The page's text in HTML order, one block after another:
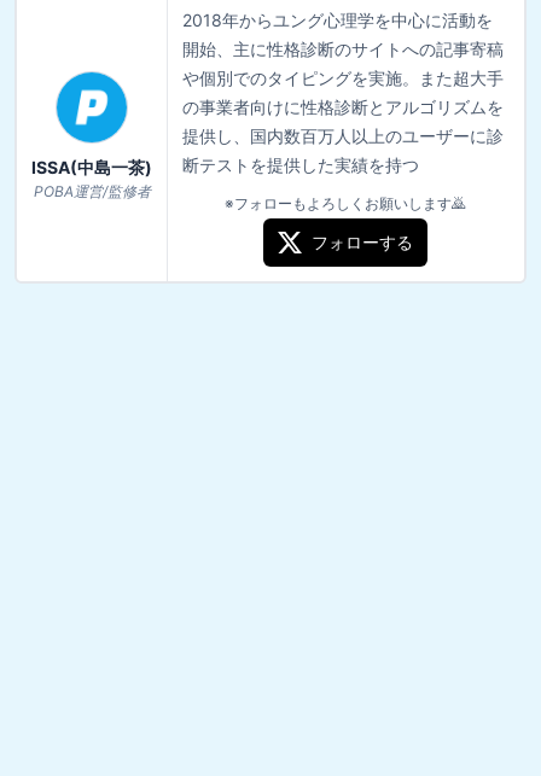
ISSA(中島一茶)
POBA運営/監修者
2018年からユング心理学を中心に活動を
開始、主に性格診断のサイトへの記事寄稿
や個別でのタイピングを実施。また超大手
の事業者向けに性格診断とアルゴリズムを
提供し、国内数百万人以上のユーザーに診
断テストを提供した実績を持つ
※フォローもよろしくお願いします🙇
フォローする